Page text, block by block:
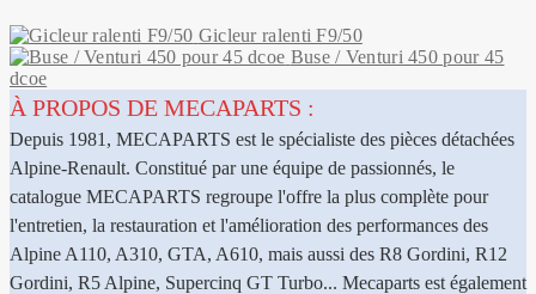
Gicleur ralenti F9/50
Buse / Venturi 450 pour 45
dcoe
À PROPOS DE MECAPARTS :
Depuis 1981, MECAPARTS est le spécialiste des pièces détachées
Alpine-Renault. Constitué par une équipe de passionnés, le
catalogue MECAPARTS regroupe l'offre la plus complète pour
l'entretien, la restauration et l'amélioration des performances des
Alpine A110, A310, GTA, A610, mais aussi des R8 Gordini, R12
Gordini, R5 Alpine, Supercinq GT Turbo... Mecaparts est également